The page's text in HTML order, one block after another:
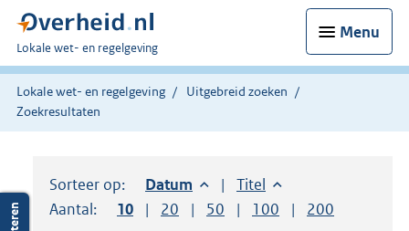
Menu
U
bent
hier:
Lokale wet- en regelgeving
Lokale wet- en regelgeving
Uitgebreid zoeken
Zoekresultaten
Sorteer op: Sorteer op:
Datum aflopendSorteer op:
Titel oplopend
Aantal:
Toon
10 resultaten per pagina
Toon
20 resultaten per pagina
Toon
50 resultaten per pagina
Toon
100 resultaten per
Toon
200